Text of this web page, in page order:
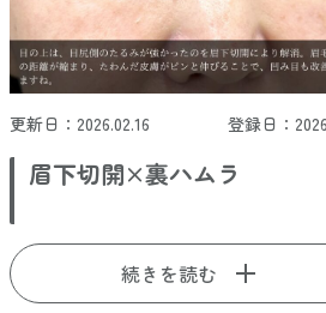
更新日：2026.02.16 登録日：
眉下切開×裏ハムラ
続きを読む